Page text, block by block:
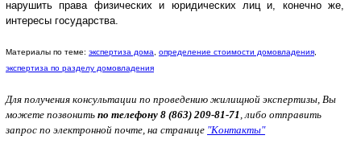
нарушить права физических и юридических лиц и, конечно же,
интересы государства.
Материалы по теме: экспертиза дома определение стоимости домовладения
экспертиза по разделу домовладения
Для получения консультации по проведению жилищной экспертизы, Вы
можете позвонить по телефону 8 (863) 209-81-71 , либо отправить
запрос по электронной почте, на странице "Контакты"